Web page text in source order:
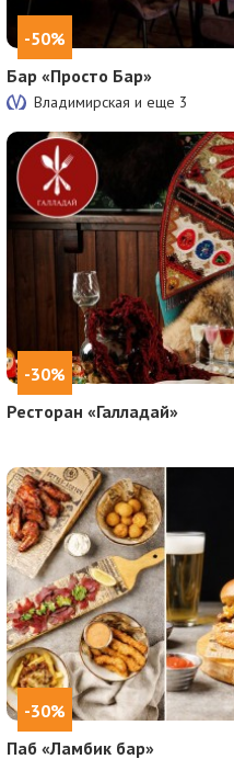
-50%
Бар «Просто Бар»
Владимирская и еще 3
-30%
Ресторан «Галладай»
-30%
Паб «Ламбик бар»